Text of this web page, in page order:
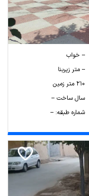
-- خواب
-- متر زیربنا
210 متر زمین
سال ساخت --
شماره طبقه: --